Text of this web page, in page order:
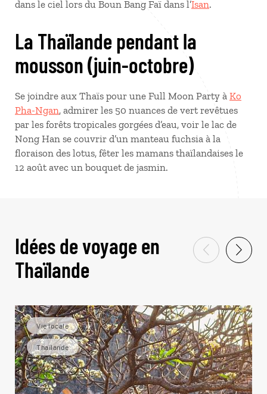
dans le ciel lors du Boun Bang Faï dans l’Isan.
La Thaïlande pendant la
mousson (juin-octobre)
Se joindre aux Thaïs pour une Full Moon Party à Ko
Pha-Ngan, admirer les 50 nuances de vert revêtues
par les forêts tropicales gorgées d’eau, voir le lac de
Nong Han se couvrir d’un manteau fuchsia à la
floraison des lotus, fêter les mamans thaïlandaises le
12 août avec un bouquet de jasmin.
Idées de voyage en
Thaïlande
Vie locale
Thaïlande